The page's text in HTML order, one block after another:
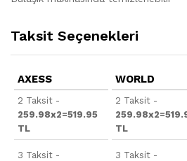
Taksit Seçenekleri
AXESS
2 Taksit -
259.98x2=519.95
TL
3 Taksit -
WORLD
2 Taksit -
TL
3 Taksit -